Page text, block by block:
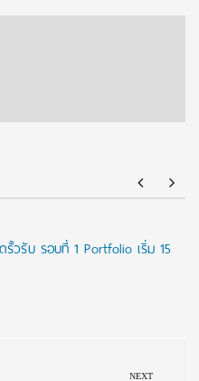
รั้วรับ รอบที่ 1 Portfolio เริ่ม 15
NEXT